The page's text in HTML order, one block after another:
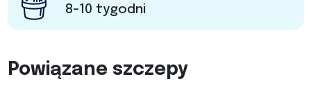
8-10 tygodni
Powiązane szczepy